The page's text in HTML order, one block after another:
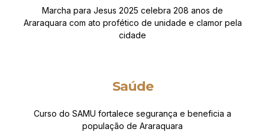
Marcha para Jesus 2025 celebra 208 anos de
Araraquara com ato profético de unidade e clamor pela
cidade
Saúde
Curso do SAMU fortalece segurança e beneficia a
população de Araraquara